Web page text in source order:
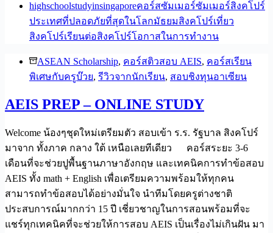
highschoolstudyinsingaporeคอร์สซัมเมอร์ซัมเมอร์สิงคโปร์
ประเทศที่ปลอดภัยที่สุดในโลกมัธยมสิงคโปร์เที่ยว
สิงคโปร์เรียนต่อสิงคโปร์โอกาสในการทำงาน
ASEAN Scholarship, คอร์สติวสอบ AEIS, คอร์สเรียน
พิเศษกับครูบ๊วย, รีวิวจากนักเรียน, สอบชิงทุนอาเซียน
AEIS PREP – ONLINE STUDY
Welcome น้องๆชุดใหม่เตรียมตัว สอบเข้า ร.ร. รัฐบาล สิงคโปร์
มาจาก ทั้งภาค กลาง ใต้ เหนือเลยทีเดียว คอร์สระยะ 3-6
เดือนที่จะช่วยปูพื้นฐานภาษาอังกฤษ และเทคนิคการทำข้อสอบ
AEIS ทั้ง math + English เพื่อเตรียมความพร้อมให้ทุกคน
สามารถทำข้อสอบได้อย่างมั่นใจ นำทีมโดยครูต่างชาติ
ประสบการณ์มากกว่า 15 ปี เชี่ยวชาญในการสอนพร้อมที่จะ
แชร์ทุกเทคนิคที่จะช่วยให้การสอบ AEIS เป็นเรื่องไม่เกินฝัน มา